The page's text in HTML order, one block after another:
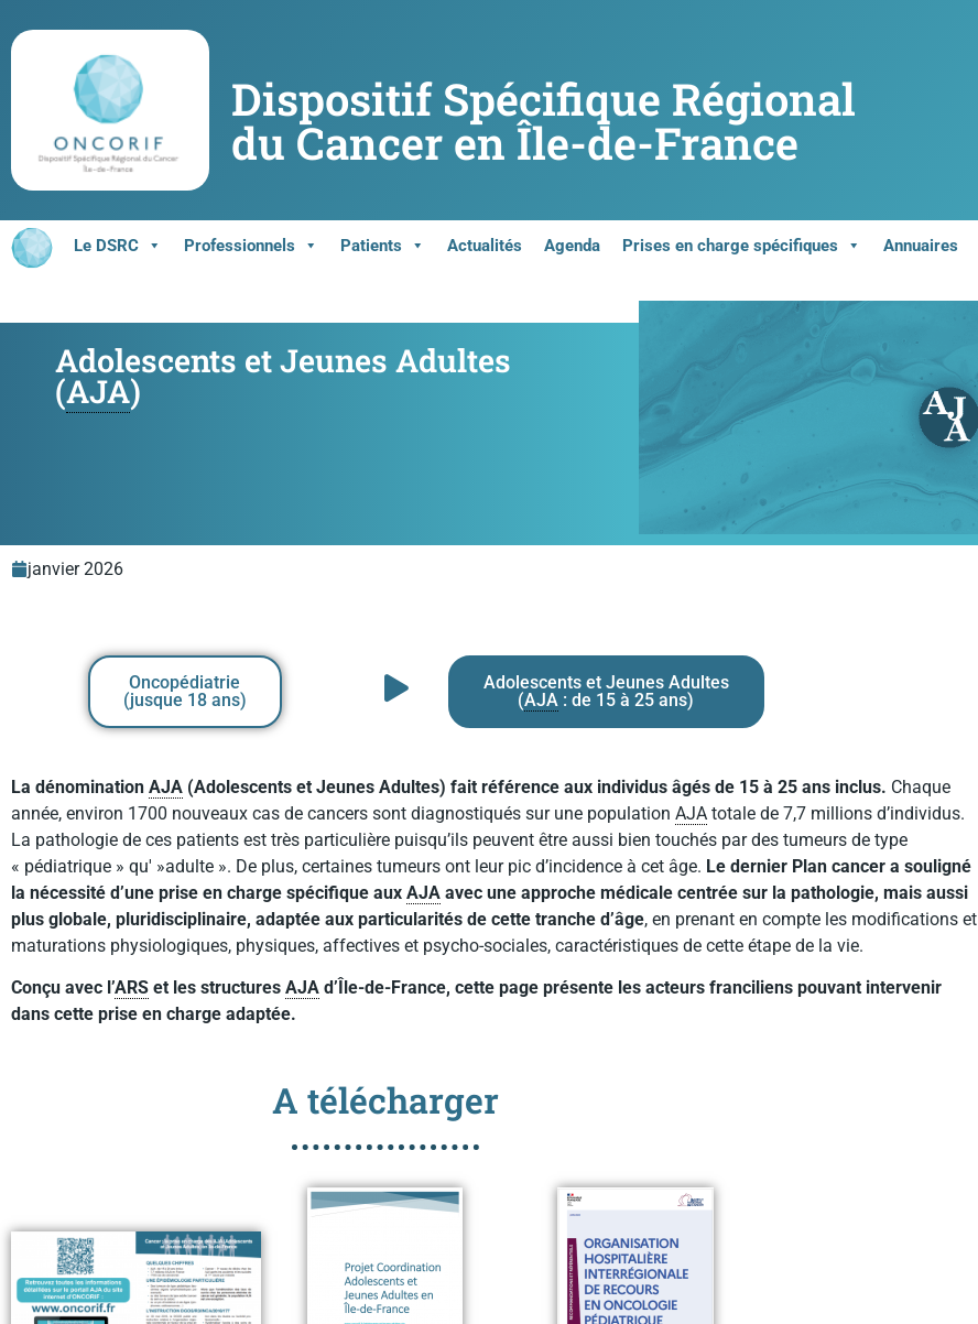
Dispositif Spécifique Régional
du Cancer en Île-de-France
Le DSRC Professionnels Patients Actualités Agenda Prises en charge spécifiques Annuaires
Adolescents et Jeunes Adultes
(AJA)
janvier 2026
Oncopédiatrie
(jusque 18 ans)​
Adolescents et Jeunes Adultes
(AJA : de 15 à 25 ans)​
La dénomination AJA (Adolescents et Jeunes Adultes) fait référence aux individus âgés de 15 à 25 ans inclus. Chaque
année, environ 1700 nouveaux cas de cancers sont diagnostiqués sur une population AJA totale de 7,7 millions d’individus.
La pathologie de ces patients est très particulière puisqu’ils peuvent être aussi bien touchés par des tumeurs de type
« pédiatrique » qu' »adulte ». De plus, certaines tumeurs ont leur pic d’incidence à cet âge. Le dernier Plan cancer a souligné
la nécessité d’une prise en charge spécifique aux AJA avec une approche médicale centrée sur la pathologie, mais aussi
plus globale, pluridisciplinaire, adaptée aux particularités de cette tranche d’âge, en prenant en compte les modifications et
maturations physiologiques, physiques, affectives et psycho-sociales, caractéristiques de cette étape de la vie.
Conçu avec l’ARS et les structures AJA d’Île-de-France, cette page présente les acteurs franciliens pouvant intervenir
dans cette prise en charge adaptée.
A télécharger